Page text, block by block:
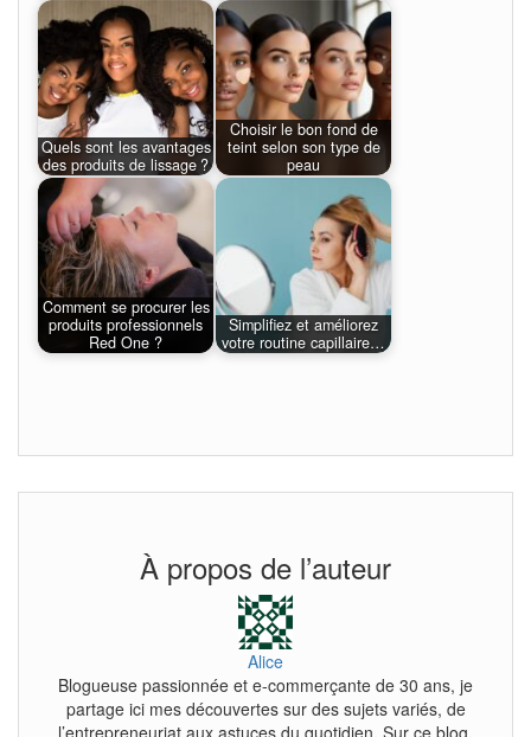
Quels sont les avantages
des produits de lissage ?
Choisir le bon fond de
teint selon son type de
peau
Comment se procurer les
produits professionnels
Red One ?
Simplifiez et améliorez
votre routine capillaire…
À propos de l’auteur
Alice
Blogueuse passionnée et e-commerçante de 30 ans, je
partage ici mes découvertes sur des sujets variés, de